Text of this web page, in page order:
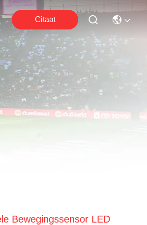
Citaat
Bewegingssensor LED